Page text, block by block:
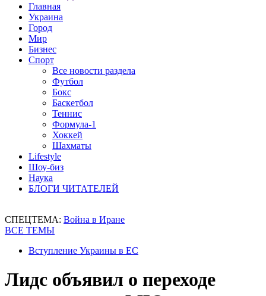
Главная
Украина
Город
Мир
Бизнес
Спорт
Все новости раздела
Футбол
Бокс
Баскетбол
Теннис
Формула-1
Хоккей
Шахматы
Lifestyle
Шоу-биз
Наука
БЛОГИ ЧИТАТЕЛЕЙ
СПЕЦТЕМА: Война в Иране
ВСЕ ТЕМЫ
Вступление Украины в ЕС
Лидс объявил о переходе